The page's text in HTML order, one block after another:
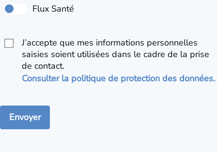
J’accepte que mes informations personnelles
saisies soient utilisées dans le cadre de la prise
de contact.
Consulter la politique de protection des données.